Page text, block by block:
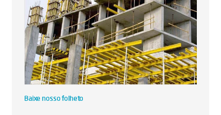
Baixe nosso folheto